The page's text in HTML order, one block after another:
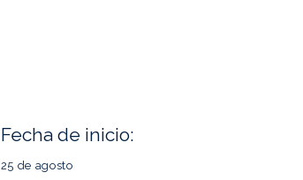
Fecha de inicio:
25 de agosto